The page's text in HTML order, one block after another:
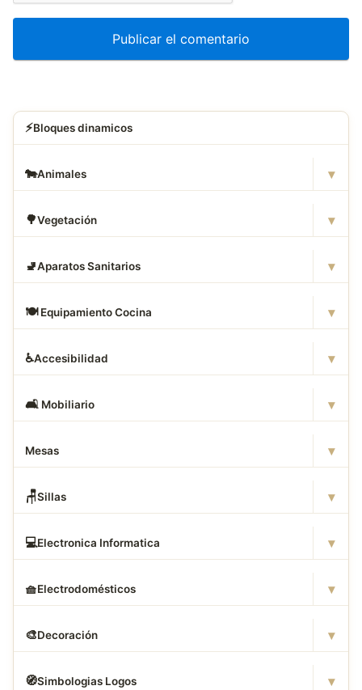
⚡Bloques dinamicos
🐄Animales ▾
🌳Vegetación ▾
🚽Aparatos Sanitarios ▾
🍽️ Equipamiento Cocina ▾
♿Accesibilidad ▾
🛋 ️ Mobiliario ▾
Mesas ▾
🪑Sillas ▾
💻Electronica Informatica ▾
🧺Electrodomésticos ▾
🎨Decoración ▾
🧭Simbologias Logos ▾